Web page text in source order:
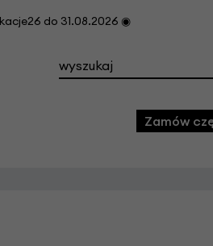
do 31.08.2026 ◉
Zamów